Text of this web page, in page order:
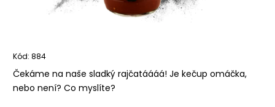
Kód: 884
Čekáme na naše sladký rajčatáááá! Je kečup omáčka,
nebo není? Co myslíte?